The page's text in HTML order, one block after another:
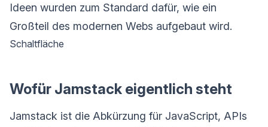
Ideen wurden zum Standard dafür, wie ein
Großteil des modernen Webs aufgebaut wird.
Schaltfläche
Wofür Jamstack eigentlich steht
Jamstack ist die Abkürzung für JavaScript, APIs